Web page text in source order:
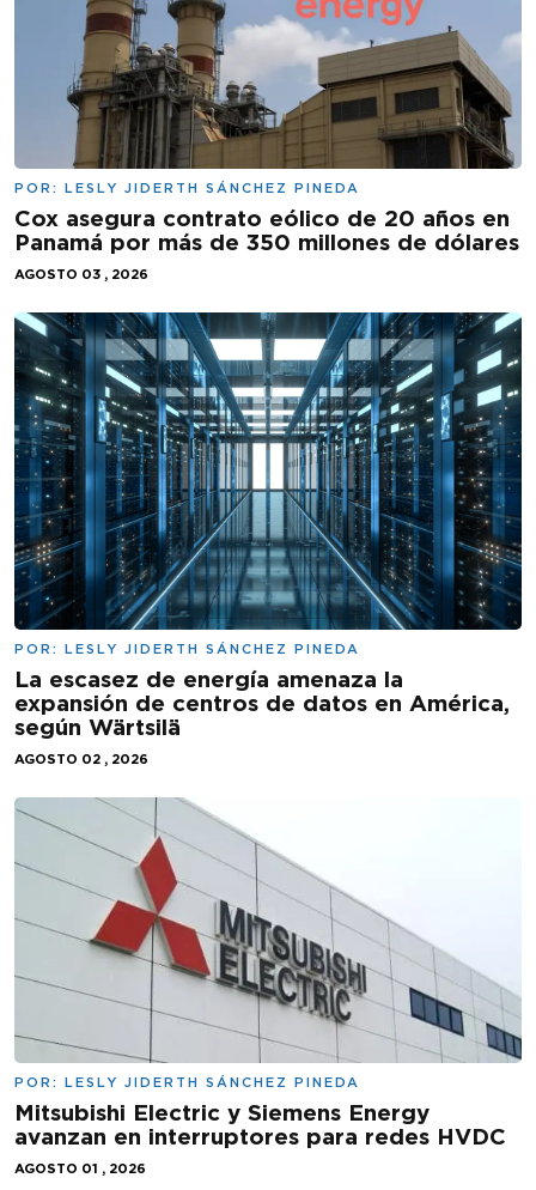
POR: LESLY JIDERTH SÁNCHEZ PINEDA
Cox asegura contrato eólico de 20 años en
Panamá por más de 350 millones de dólares
AGOSTO 03 , 2026
POR: LESLY JIDERTH SÁNCHEZ PINEDA
La escasez de energía amenaza la
expansión de centros de datos en América,
según Wärtsilä
AGOSTO 02 , 2026
POR: LESLY JIDERTH SÁNCHEZ PINEDA
Mitsubishi Electric y Siemens Energy
avanzan en interruptores para redes HVDC
AGOSTO 01 , 2026